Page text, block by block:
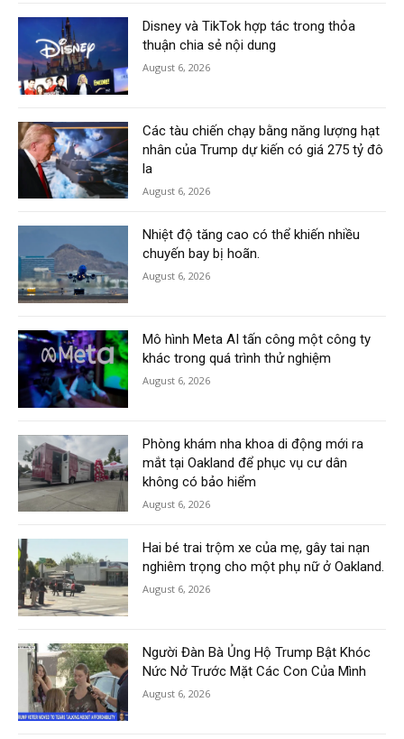
Disney và TikTok hợp tác trong thỏa
thuận chia sẻ nội dung
August 6, 2026
Các tàu chiến chạy bằng năng lượng hạt
nhân của Trump dự kiến có giá 275 tỷ đô
la
August 6, 2026
Nhiệt độ tăng cao có thể khiến nhiều
chuyến bay bị hoãn.
August 6, 2026
Mô hình Meta AI tấn công một công ty
khác trong quá trình thử nghiệm
August 6, 2026
Phòng khám nha khoa di động mới ra
mắt tại Oakland để phục vụ cư dân
không có bảo hiểm
August 6, 2026
Hai bé trai trộm xe của mẹ, gây tai nạn
nghiêm trọng cho một phụ nữ ở Oakland.
August 6, 2026
Người Đàn Bà Ủng Hộ Trump Bật Khóc
Nức Nở Trước Mặt Các Con Của Mình
August 6, 2026